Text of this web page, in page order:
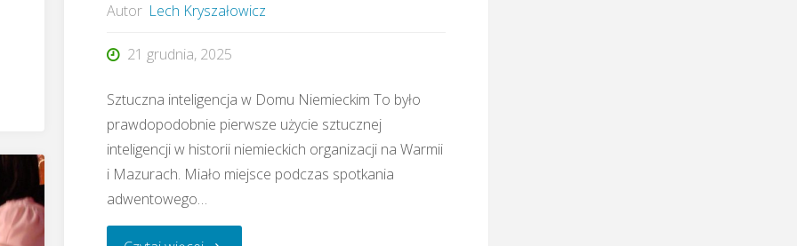
Autor Lech Kryszałowicz
21 grudnia, 2025
Sztuczna inteligencja w Domu Niemieckim To było
prawdopodobnie pierwsze użycie sztucznej
inteligencji w historii niemieckich organizacji na Warmii
i Mazurach. Miało miejsce podczas spotkania
adwentowego…